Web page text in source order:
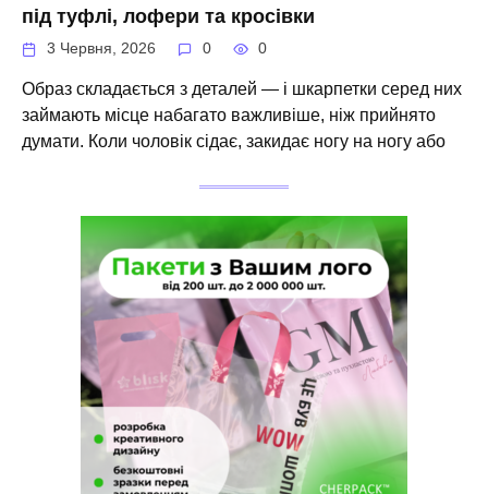
під туфлі, лофери та кросівки
3 Червня, 2026 0 0
Образ складається з деталей — і шкарпетки серед них
займають місце набагато важливіше, ніж прийнято
думати. Коли чоловік сідає, закидає ногу на ногу або